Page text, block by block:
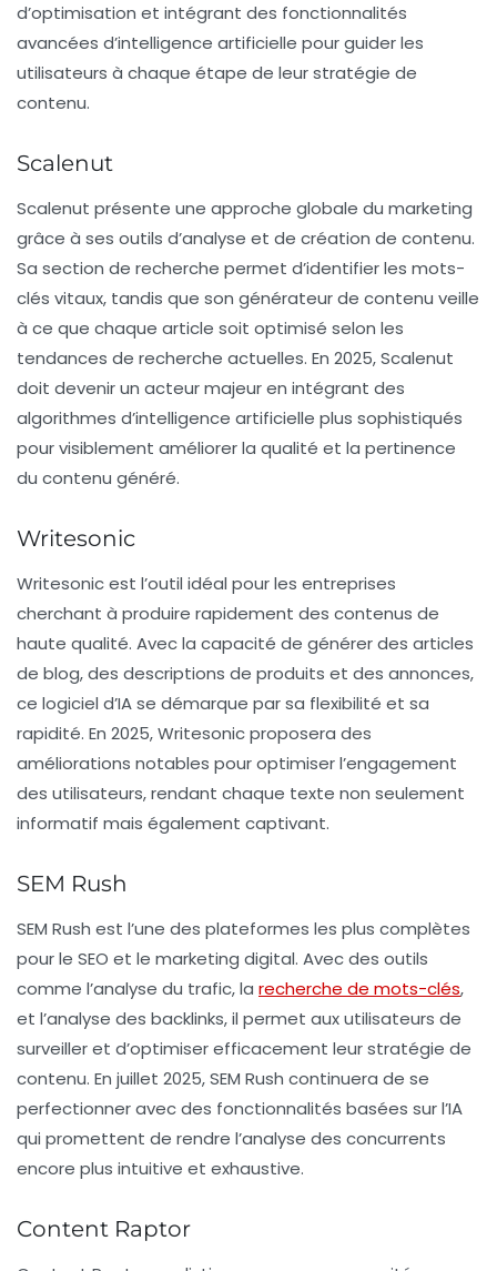
d’optimisation et intégrant des fonctionnalités
avancées d’intelligence artificielle pour guider les
utilisateurs à chaque étape de leur stratégie de
contenu.
Scalenut
Scalenut présente une approche globale du marketing
grâce à ses outils d’analyse et de création de contenu.
Sa section de recherche permet d’identifier les mots-
clés vitaux, tandis que son générateur de contenu veille
à ce que chaque article soit optimisé selon les
tendances de recherche actuelles. En 2025, Scalenut
doit devenir un acteur majeur en intégrant des
algorithmes d’intelligence artificielle plus sophistiqués
pour visiblement améliorer la qualité et la pertinence
du contenu généré.
Writesonic
Writesonic est l’outil idéal pour les entreprises
cherchant à produire rapidement des contenus de
haute qualité. Avec la capacité de générer des articles
de blog, des descriptions de produits et des annonces,
ce logiciel d’IA se démarque par sa flexibilité et sa
rapidité. En 2025, Writesonic proposera des
améliorations notables pour optimiser l’engagement
des utilisateurs, rendant chaque texte non seulement
informatif mais également captivant.
SEM Rush
SEM Rush est l’une des plateformes les plus complètes
pour le SEO et le marketing digital. Avec des outils
comme l’analyse du trafic, la recherche de mots-clés,
et l’analyse des backlinks, il permet aux utilisateurs de
surveiller et d’optimiser efficacement leur stratégie de
contenu. En juillet 2025, SEM Rush continuera de se
perfectionner avec des fonctionnalités basées sur l’IA
qui promettent de rendre l’analyse des concurrents
encore plus intuitive et exhaustive.
Content Raptor